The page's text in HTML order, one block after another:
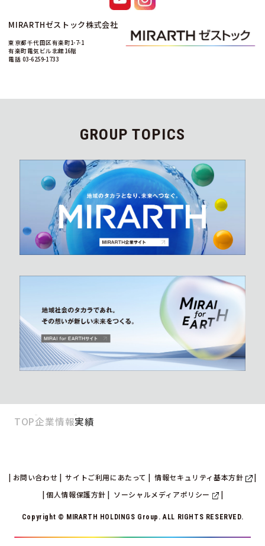
MIRARTHゼストック株式会社
東京都千代田区有楽町1-7-1
有楽町電気ビル北館16階
電話 03-6259-1733
GROUP TOPICS
TOP企業情報実績
お問い合わせ サイトご利用にあたって
情報セキュリティ基本方針
個人情報保護方針
ソーシャルメディアポリシー
Copyright © MIRARTH HOLDINGS Group. ALL RIGHTS RESERVED.